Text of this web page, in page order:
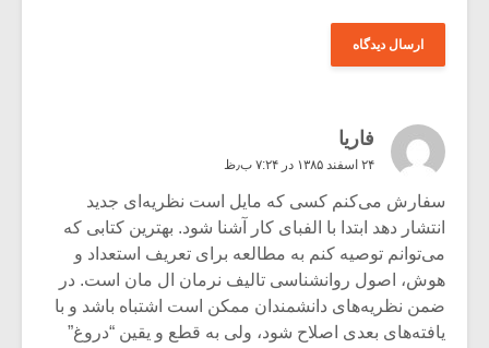
فاریا
۲۴ اسفند ۱۳۸۵ در ۷:۲۴ ب٫ظ
سفارش می‌کنم کسی که مایل است نظریه‌ای جدید
انتشار دهد ابتدا با الفبای کار آشنا شود. بهترین کتابی که
می‌توانم توصیه کنم به مطالعه برای تعریف استعداد و
هوش، اصول روانشناسی تالیف نرمان ال مان است. در
ضمن نظریه‌های دانشمندان ممکن است اشتباه باشد و با
یافته‌های بعدی اصلاح شود، ولی به قطع و یقین “دروغ”